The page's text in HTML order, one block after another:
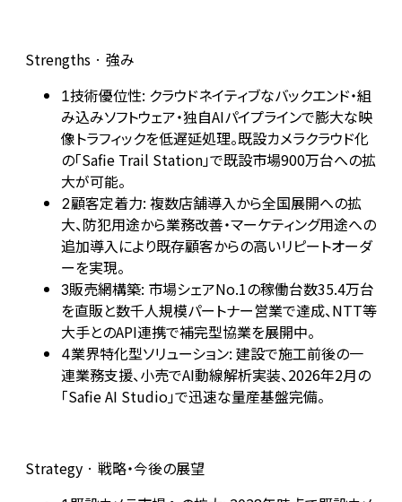
Strengths · 強み
1技術優位性: クラウドネイティブなバックエンド・組
み込みソフトウェア・独自AIパイプラインで膨大な映
像トラフィックを低遅延処理。既設カメラクラウド化
の「Safie Trail Station」で既設市場900万台への拡
大が可能。
2顧客定着力: 複数店舗導入から全国展開への拡
大、防犯用途から業務改善・マーケティング用途への
追加導入により既存顧客からの高いリピートオーダ
ーを実現。
3販売網構築: 市場シェアNo.1の稼働台数35.4万台
を直販と数千人規模パートナー営業で達成、NTT等
大手とのAPI連携で補完型協業を展開中。
4業界特化型ソリューション: 建設で施工前後の一
連業務支援、小売でAI動線解析実装、2026年2月の
「Safie AI Studio」で迅速な量産基盤完備。
Strategy · 戦略・今後の展望